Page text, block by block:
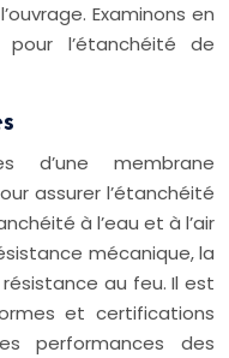
Examinons en
l’étanchéité de
d’une membrane
assurer l’étanchéité
à l’eau et à l’air
mécanique, la
au feu. Il est
et certifications
performances des